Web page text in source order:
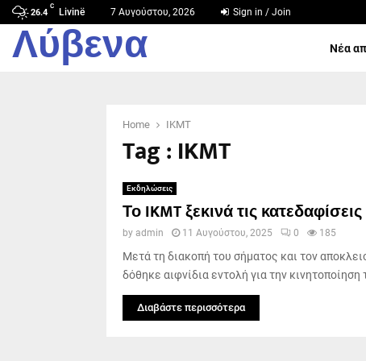
26.4
C
Livinë 7 Αυγούστου, 2026 Sign in / Join
Λύβενα Νέα
Home IKMT
Tag : IKMT
Εκδηλώσεις
Το IKMT ξεκινά τις
by admin 11 Αυγούστου, 2025 0 185
Μετά τη διακοπή του σήματος και τον
δόθηκε αιφνίδια εντολή για την κινητοποίηση
Διαβάστε περισσότερα